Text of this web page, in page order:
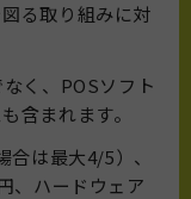
る取り組みに対
く、POSソフト
含まれます。
は最大4/5）、
、ハードウェア